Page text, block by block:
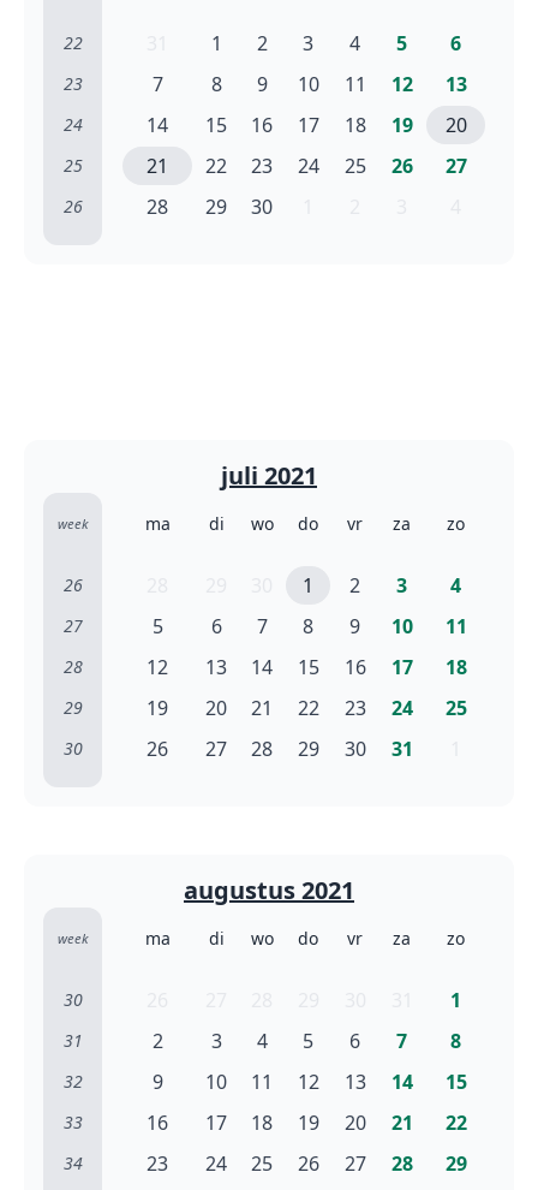
22 1 2 3 4 5 6
23 7 8 9 10 11 12 13
24 14 15 16 17 18 19 20
25 21 22 23 24 25 26 27
26 28 29 30
juli 2021
week ma di wo do vr za zo
26 1 2 3 4
27 5 6 7 8 9 10 11
28 12 13 14 15 16 17 18
29 19 20 21 22 23 24 25
30 26 27 28 29 30 31
augustus 2021
week ma di wo do vr za zo
30 1
31 2 3 4 5 6 7 8
32 9 10 11 12 13 14 15
33 16 17 18 19 20 21 22
34 23 24 25 26 27 28 29